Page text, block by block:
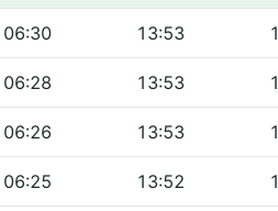
06:30 13:53
06:28 13:53
06:26 13:53
06:25 13:52